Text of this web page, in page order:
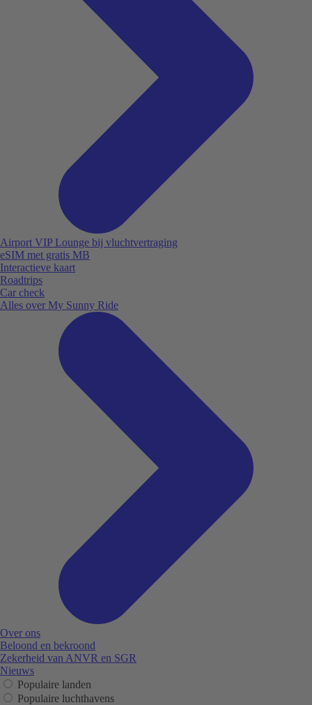
Airport VIP Lounge bij vluchtvertraging
eSIM met gratis MB
Interactieve kaart
Roadtrips
Car check
Alles over My Sunny Ride
Over ons
Beloond en bekroond
Zekerheid van ANVR en SGR
Nieuws
Populaire landen
Populaire luchthavens